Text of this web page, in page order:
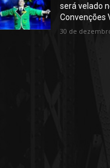
será velado
Convenções
30 de